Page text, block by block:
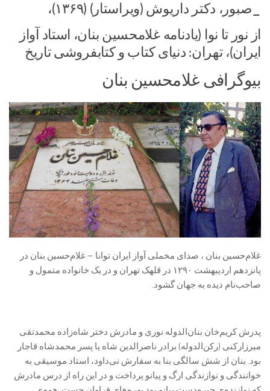
_صبور، دکتر داریوش (ویراستار) (۱۳۶۹)،
از نور تا نوا (یادنامه غلامحسین بنان، استاد آواز
ایران)، تهران: دنیای کتاب و کتابفروشی تاریخ
بیوگرافی غلامحسین بنان
غلام‌حسین بنان ، صدای مخملی آواز ایران توانا – غلام‌حسین بنان در
پانزدهم اردیبهشت ۱۲۹۰ در قلهک تهران و در یک خانواده‌ متمول و
صاحب‌نام دیده به جهان گشود.
پدرش کریم‌خان بنان‌الدوله نوری و مادرش دختر شاه‌زاده محمدتقی
میرزارکنی (رکن‌الدوله) برادر ناصرالدین شاه یا پسر محمدشاه قاجار
بود. بنان از شش سالگی بنا به سفارش نی‌داود، استاد موسیقی به
خوانندگی و نوازندگی ارگ و پیانو پرداخت و در این راه از درس مادرش